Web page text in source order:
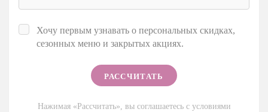
Хочу первым узнавать о персональных скидках,
сезонных меню и закрытых акциях.
Нажимая «Рассчитать», вы соглашаетесь с условиями